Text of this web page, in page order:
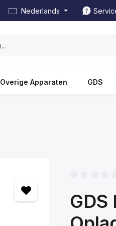
Nederlands
Overige Apparaten GDS